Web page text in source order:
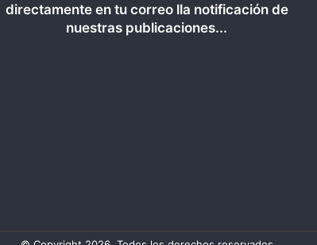
directamente en tu correo lla notificación de
nuestras publicaciones...